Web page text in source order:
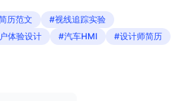
历范文
#视线追踪实验
体验设计 #汽车HMI #设计师简历